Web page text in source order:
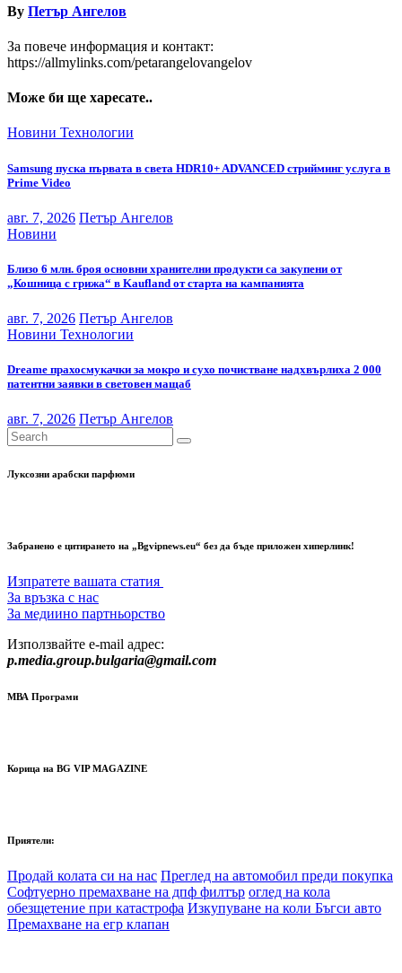
By Петър Ангелов
За повече информация и контакт:
https://allmylinks.com/petarangelovangelov
Може би ще харесате..
Новини Технологии
Samsung пуска първата в света HDR10+ ADVANCED стрийминг услуга в
Prime Video
авг. 7, 2026 Петър Ангелов
Новини
Близо 6 млн. броя основни хранителни продукти са закупени от
„Кошница с грижа“ в Kaufland от старта на кампанията
авг. 7, 2026 Петър Ангелов
Новини Технологии
Dreame прахосмукачки за мокро и сухо почистване надхвърлиха 2 000
патентни заявки в световен мащаб
авг. 7, 2026 Петър Ангелов
Луксозни арабски парфюми
Забранено е цитирането на „Bgvipnews.eu“ без да бъде приложен хиперлинк!
Изпратете вашата статия
За връзка с нас
За медиино партньорство
Използвайте e-mail адрес:
p.media.group.bulgaria@gmail.com
МВА Програми
Корица на BG VIP MAGAZINE
Приятели:
Продай колата си на нас Преглед на автомобил преди покупка
Софтуерно премахване на дпф филтър оглед на кола
обезщетение при катастрофа Изкупуване на коли Бъгси авто
Премахване на егр клапан